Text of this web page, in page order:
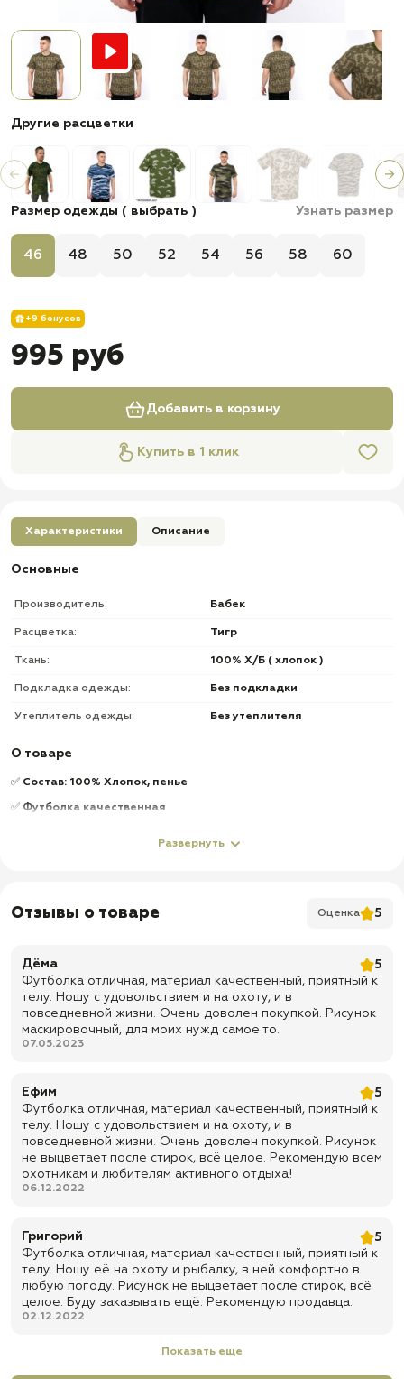
Другие расцветки
Размер одежды ( выбрать ) Узнать размер
46 48 50 52 54 56 58 60
+9 бонусов
995 руб
Добавить в корзину
Купить в 1 клик
Характеристики Описание
Основные
Производитель: Бабек
Расцветка: Тигр
Ткань: 100% Х/Б ( хлопок )
Подкладка одежды: Без подкладки
Утеплитель одежды: Без утеплителя
О товаре
✅ Состав: 100% Хлопок, пенье
✅ Футболка качественная
Развернуть
Отзывы о товаре Оценка 5
Дёма
5
Футболка отличная, материал качественный, приятный к
телу. Ношу с удовольствием и на охоту, и в
повседневной жизни. Очень доволен покупкой. Рисунок
маскировочный, для моих нужд самое то.
07.05.2023
Ефим
5
Футболка отличная, материал качественный, приятный к
телу. Ношу с удовольствием и на охоту, и в
повседневной жизни. Очень доволен покупкой. Рисунок
не выцветает после стирок, всё целое. Рекомендую всем
охотникам и любителям активного отдыха!
06.12.2022
Григорий
5
Футболка отличная, материал качественный, приятный к
телу. Ношу её на охоту и рыбалку, в ней комфортно в
любую погоду. Рисунок не выцветает после стирок, всё
целое. Буду заказывать ещё. Рекомендую продавца.
02.12.2022
Показать еще